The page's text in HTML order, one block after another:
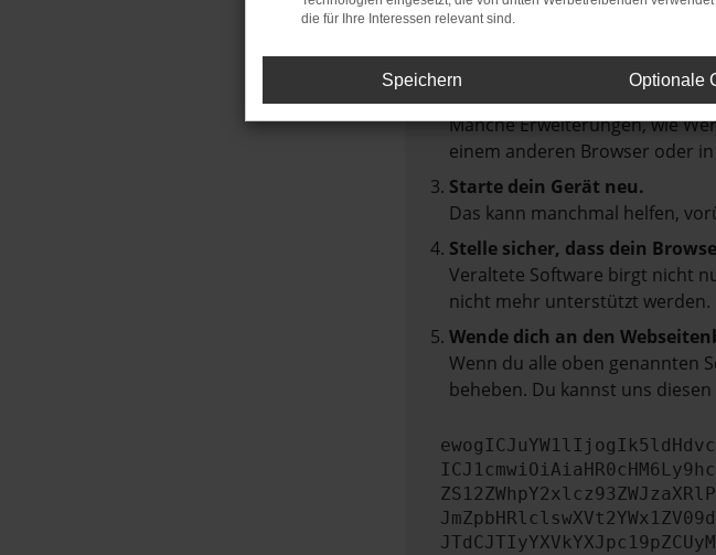
Laden andere Webseiten, zum
Prüfe deine
Manche Erweiterungen, wie
einem anderen Browser oder
Starte dein Gerät neu.
Das kann manchmal helfen,
Stelle sicher, dass dein
Veraltete Software birgt nicht
nicht mehr unterstützt werden.
Wende dich an den
Wenn du alle oben genannten
beheben. Du kannst uns
die für Ihre Interessen relevant sind.
Speichern Optionale